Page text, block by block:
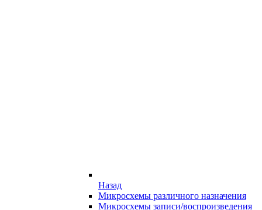
Назад
Микросхемы различного назначения
Микросхемы записи/воспроизведения